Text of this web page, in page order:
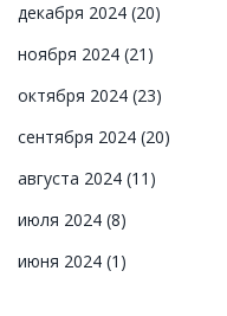
декабря 2024 (20)
ноября 2024 (21)
октября 2024 (23)
сентября 2024 (20)
августа 2024 (11)
июля 2024 (8)
июня 2024 (1)